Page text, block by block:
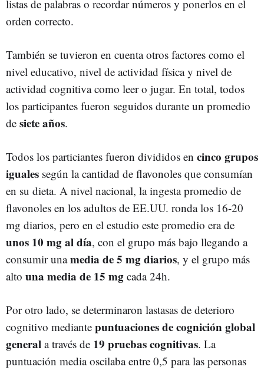
listas de palabras o recordar números y ponerlos en el
orden correcto.
También se tuvieron en cuenta otros factores como el
nivel educativo, nivel de actividad física y nivel de
actividad cognitiva como leer o jugar. En total, todos
los participantes fueron seguidos durante un promedio
de siete años.
Todos los particiantes fueron divididos en cinco grupos
iguales según la cantidad de flavonoles que consumían
en su dieta. A nivel nacional, la ingesta promedio de
flavonoles en los adultos de EE.UU. ronda los 16-20
mg diarios, pero en el estudio este promedio era de
unos 10 mg al día, con el grupo más bajo llegando a
consumir unamedia de 5 mg diarios, y el grupo más
alto una media de 15 mg cada 24h.
Por otro lado, se determinaron lastasas de deterioro
cognitivo mediante puntuaciones de cognición global
general a través de 19 pruebas cognitivas. La
puntuación media oscilaba entre 0,5 para las personas